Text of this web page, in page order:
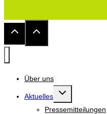
Über uns
Aktuelles
Untermenü
umschalten
Pressemitteilungen